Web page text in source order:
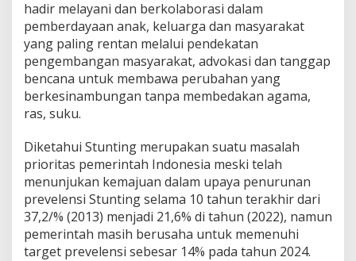
hadir melayani dan berkolaborasi dalam
pemberdayaan anak, keluarga dan masyarakat
yang paling rentan melalui pendekatan
pengembangan masyarakat, advokasi dan tanggap
bencana untuk membawa perubahan yang
berkesinambungan tanpa membedakan agama,
ras, suku.
Diketahui Stunting merupakan suatu masalah
prioritas pemerintah Indonesia meski telah
menunjukan kemajuan dalam upaya penurunan
prevelensi Stunting selama 10 tahun terakhir dari
37,2/% (2013) menjadi 21,6% di tahun (2022), namun
pemerintah masih berusaha untuk memenuhi
target prevelensi sebesar 14% pada tahun 2024.